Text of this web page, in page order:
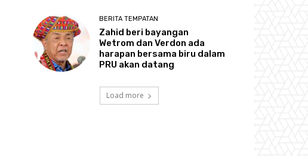
BERITA TEMPATAN
Zahid beri bayangan
Wetrom dan Verdon ada
harapan bersama biru dalam
PRU akan datang
Load more